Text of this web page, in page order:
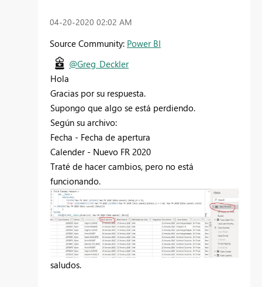
‎04-20-2020 02:02 AM
Source Community: Power BI
@Greg_Deckler
Hola
Gracias por su respuesta.
Supongo que algo se está perdiendo.
Según su archivo:
Fecha - Fecha de apertura
Calender - Nuevo FR 2020
Traté de hacer cambios, pero no está
funcionando.
saludos.